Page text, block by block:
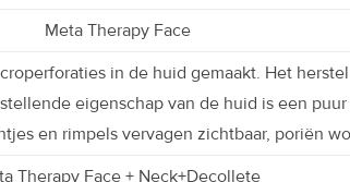
Meta Therapy Face
in de huid gemaakt. Het
eigenschap van de huid is een
en rimpels vervagen zichtbaar, poriën
Therapy Face + Neck+Decollete